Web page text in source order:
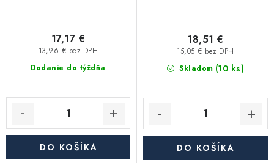
Dodanie do týždňa
13,96 € bez DPH
17,17 €
DO KOŠÍKA
Skladom (10 ks)
15,05 € bez DPH
18,51 €
DO KOŠÍKA